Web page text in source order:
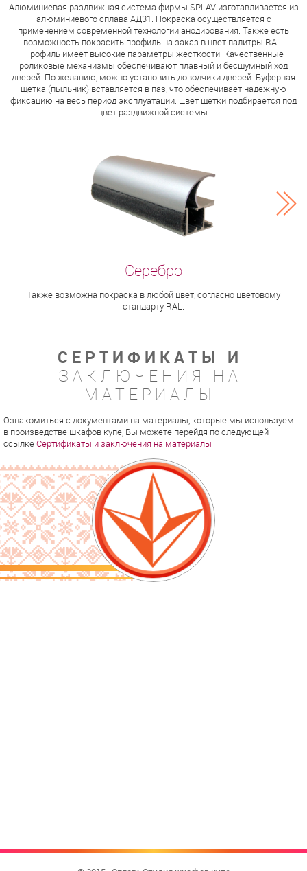
Алюминиевая раздвижная система фирмы SPLAV изготавливается из
алюминиевого сплава АД31. Покраска осуществляется с
применением современной технологии анодирования. Также есть
возможность покрасить профиль на заказ в цвет палитры RAL.
Профиль имеет высокие параметры жёсткости. Качественные
роликовые механизмы обеспечивают плавный и бесшумный ход
дверей. По желанию, можно установить доводчики дверей. Буферная
щетка (пыльник) вставляется в паз, что обеспечивает надёжную
фиксацию на весь период эксплуатации. Цвет щетки подбирается под
цвет раздвижной системы.
Также возможна покраска в любой цвет, согласно цветовому
стандарту RAL.
СЕРТИФИКАТЫ И
ЗАКЛЮЧЕНИЯ НА
МАТЕРИАЛЫ
Ознакомиться с документами на материалы, которые мы используем
в произведстве шкафов купе, Вы можете перейдя по следующей
ссылкеСертификаты и заключения на материалы